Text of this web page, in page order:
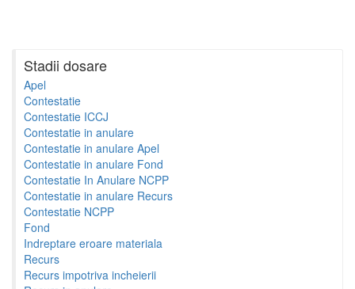
Stadii dosare
Apel
Contestatie
Contestatie ICCJ
Contestatie in anulare
Contestatie in anulare Apel
Contestatie in anulare Fond
Contestatie In Anulare NCPP
Contestatie in anulare Recurs
Contestatie NCPP
Fond
Indreptare eroare materiala
Recurs
Recurs impotriva incheierii